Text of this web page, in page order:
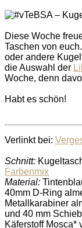
Diese Woche
Taschen von
oder andere
die Auswahl der
Woche, denn
Habt es schön!
Verlinkt bei:
Schnitt:
Farbenmix
Material:
40mm D-Ring
Metallkarabiner
und 40 mm
Käferstoff Mosca*